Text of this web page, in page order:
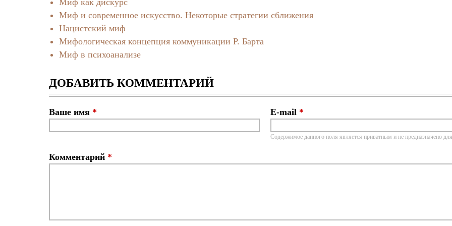
Миф как дискурс
Миф и современное искусство. Некоторые стратегии сближения
Нацистский миф
Мифологическая концепция коммуникации Р. Барта
Миф в психоанализе
ДОБАВИТЬ КОММЕНТАРИЙ
Ваше имя * E-mail *
Содержимое данного поля является приватным и не предназначено
Комментарий *